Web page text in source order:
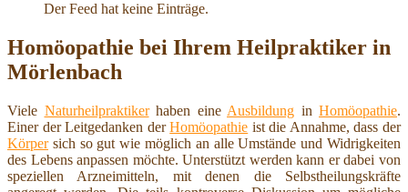
Der Feed hat keine Einträge.
Homöopathie bei Ihrem Heilpraktiker in
Mörlenbach
Viele Naturheilpraktikerhaben eine Ausbildung in Homöopathie.
Einer der Leitgedanken derHomöopathie ist die Annahme, dass der
Körpersich so gut wie möglich an alle Umstände und Widrigkeiten
des Lebens anpassen möchte. Unterstützt werden kann er dabei von
speziellen Arzneimitteln, mit denen die Selbstheilungskräfte